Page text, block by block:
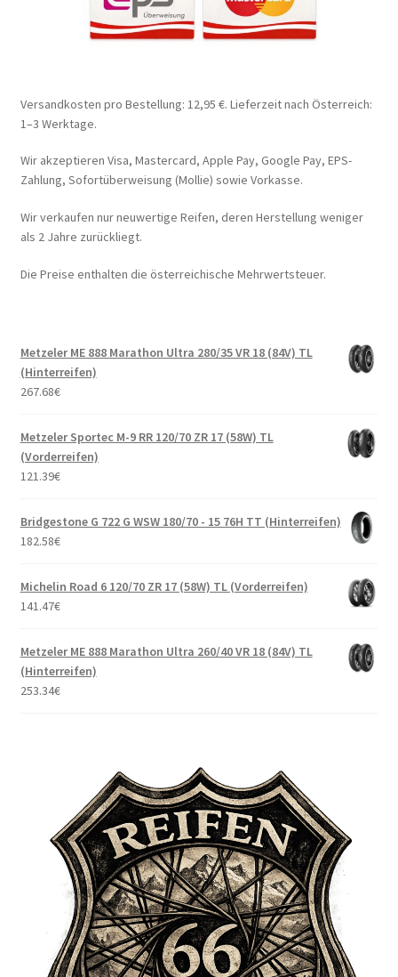
Versandkosten pro Bestellung: 12,95 €. Lieferzeit nach Österreich:
1–3 Werktage.
Wir akzeptieren Visa, Mastercard, Apple Pay, Google Pay, EPS-
Zahlung, Sofortüberweisung (Mollie) sowie Vorkasse.
Wir verkaufen nur neuwertige Reifen, deren Herstellung weniger
als 2 Jahre zurückliegt.
Die Preise enthalten die österreichische Mehrwertsteuer.
Metzeler ME 888 Marathon Ultra 280/35 VR 18 (84V) TL
(Hinterreifen)
267.68€
Metzeler Sportec M-9 RR 120/70 ZR 17 (58W) TL
(Vorderreifen)
121.39€
Bridgestone G 722 G WSW 180/70 - 15 76H TT (Hinterreifen)
182.58€
Michelin Road 6 120/70 ZR 17 (58W) TL (Vorderreifen)
141.47€
Metzeler ME 888 Marathon Ultra 260/40 VR 18 (84V) TL
(Hinterreifen)
253.34€